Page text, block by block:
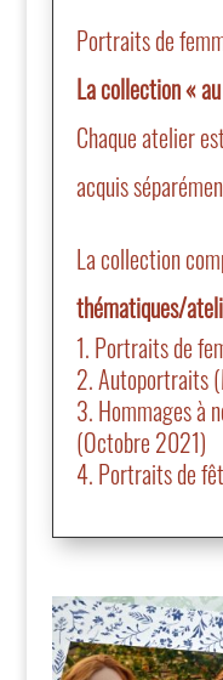
Portraits de
La collection «
Chaque atelier
acquis
La collection
thématiques/
Portraits de
Autoportraits
Hommages à
(Octobre 2021)
Portraits de